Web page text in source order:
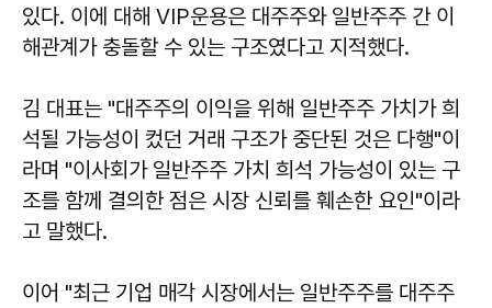
있다. 이에 대해 VIP운용은 대주주와 일반주주 간 이
해관계가 충돌할 수 있는 구조였다고 지적했다.
김 대표는 "대주주의 이익을 위해 일반주주 가치가 희
석될 가능성이 컸던 거래 구조가 중단된 것은 다행"이
라며 "이사회가 일반주주 가치 희석 가능성이 있는 구
조를 함께 결의한 점은 시장 신뢰를 훼손한 요인"이라
고 말했다.
이어 "최근 기업 매각 시장에서는 일반주주를 대주주